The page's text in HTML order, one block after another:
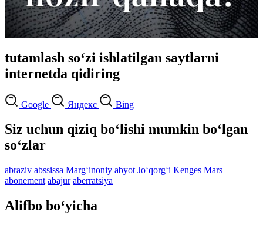
tutamlash so‘zi ishlatilgan saytlarni
internetda qidiring
Google Яндекс Bing
Siz uchun qiziq bo‘lishi mumkin bo‘lgan
so‘zlar
abraziv abssissa Marg‘inoniy abyot Jo‘qorg‘i Kenges Mars
abonement abajur aberratsiya
Alifbo bo‘yicha